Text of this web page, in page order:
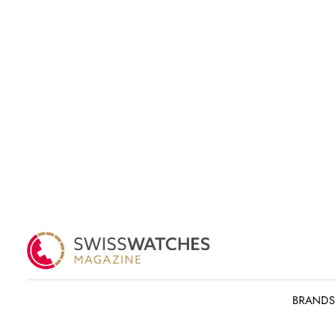
BRANDS